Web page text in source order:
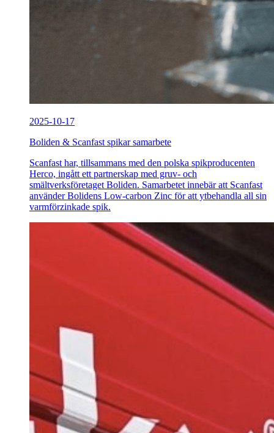
2025-10-17
Boliden & Scanfast spikar samarbete
Scanfast har, tillsammans med den polska spikproducenten
Herco, ingått ett partnerskap med gruv- och
smältverksföretaget Boliden. Samarbetet innebär att Scanfast
använder Bolidens Low-carbon Zinc för att ytbehandla all sin
varmförzinkade spik.